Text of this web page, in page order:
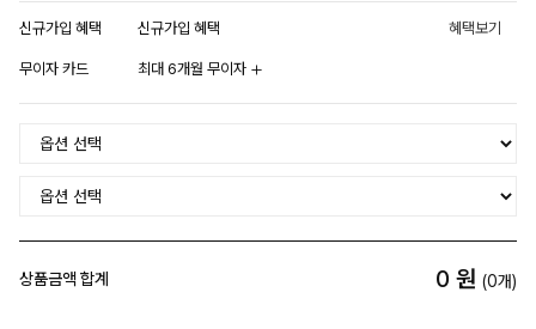
신규가입 혜택 신규가입 혜택 혜택보기
무이자 카드 최대 6개월 무이자
상품금액 합계 0 원 (0개)